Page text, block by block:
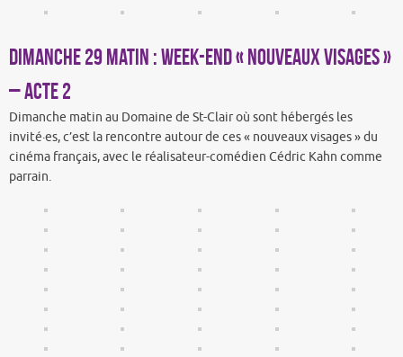
Dimanche 29 matin : Week-end « Nouveaux visages »
– acte 2
Dimanche matin au Domaine de St-Clair où sont hébergés les
invité·es, c’est la rencontre autour de ces « nouveaux visages » du
cinéma français, avec le réalisateur-comédien Cédric Kahn comme
parrain.